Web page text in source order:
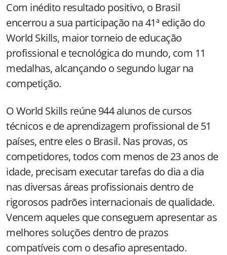
Com inédito resultado positivo, o Brasil
encerrou a sua participação na 41ª edição do
World Skills, maior torneio de educação
profissional e tecnológica do mundo, com 11
medalhas, alcançando o segundo lugar na
competição.
O World Skills reúne 944 alunos de cursos
técnicos e de aprendizagem profissional de 51
países, entre eles o Brasil. Nas provas, os
competidores, todos com menos de 23 anos de
idade, precisam executar tarefas do dia a dia
nas diversas áreas profissionais dentro de
rigorosos padrões internacionais de qualidade.
Vencem aqueles que conseguem apresentar as
melhores soluções dentro de prazos
compatíveis com o desafio apresentado.